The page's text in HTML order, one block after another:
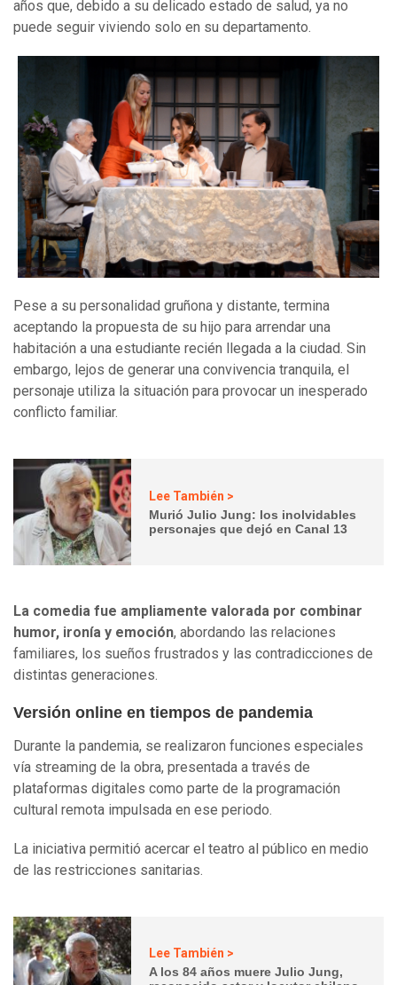
años que, debido a su delicado estado de salud, ya no
puede seguir viviendo solo en su departamento.
Pese a su personalidad gruñona y distante, termina
aceptando la propuesta de su hijo para arrendar una
habitación a una estudiante recién llegada a la ciudad. Sin
embargo, lejos de generar una convivencia tranquila, el
personaje utiliza la situación para provocar un inesperado
conflicto familiar.
Lee También >
Murió Julio Jung: los inolvidables
personajes que dejó en Canal 13
La comedia fue ampliamente valorada por combinar
humor, ironía y emoción, abordando las relaciones
familiares, los sueños frustrados y las contradicciones de
distintas generaciones.
Versión online en tiempos de pandemia
Durante la pandemia, se realizaron funciones especiales
vía streaming de la obra, presentada a través de
plataformas digitales como parte de la programación
cultural remota impulsada en ese periodo.
La iniciativa permitió acercar el teatro al público en medio
de las restricciones sanitarias.
Lee También >
A los 84 años muere Julio Jung,